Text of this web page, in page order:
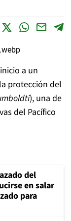
a un
protección del
), una de
del Pacífico
del
en salar
para